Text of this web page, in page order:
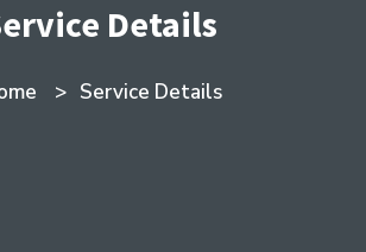
Details
Service Details